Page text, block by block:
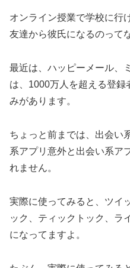
オンライン授業で学校に行
友達から彼氏になるのって
最近は、ハッピーメール、
は、1000万人を超える登
みがあります。
ちょっと前までは、出会い
系アプリ意外と出会い系ア
れません。
実際に使ってみると、ツイ
ック、ティックトック、ラ
になってますよ。